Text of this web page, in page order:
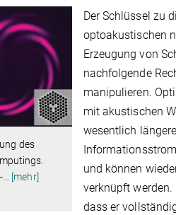
des
… [mehr]
Der Schlüssel zu
optoakustischen
Erzeugung von
nachfolgende
manipulieren.
mit akustischen
wesentlich
und können
verknüpft
dass er